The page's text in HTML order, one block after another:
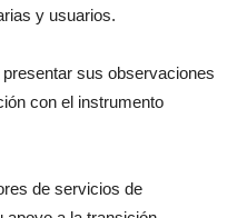
y usuarios.
sus observaciones
con el instrumento
de servicios de